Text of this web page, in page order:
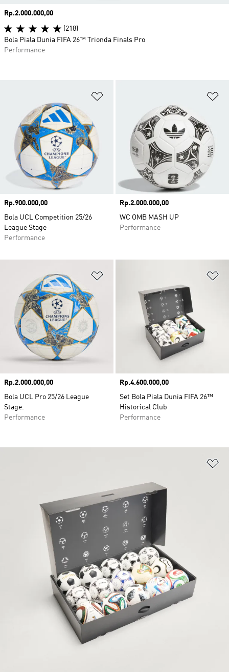
Harga
Rp.900.000,00
Bola UCL Competition 25/26
League Stage
Performance
Harga
Rp.2.000.000,00
WC OMB MASH UP
Performance
Harga
Rp.2.000.000,00
Bola UCL Pro 25/26 League
Stage.
Performance
Harga
Rp.4.600.000,00
Set Bola Piala Dunia FIFA 26™
Historical Club
Performance
Harga
Rp.2.000.000,00
(218)
Bola Piala Dunia FIFA 26™ Trionda Finals Pro
Performance